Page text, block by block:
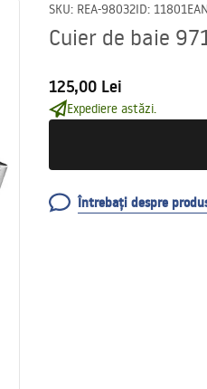
SKU: REA-98032ID: 11801EAN
Cuier de baie
125,00 Lei
Expediere astăzi.
Întrebați despre